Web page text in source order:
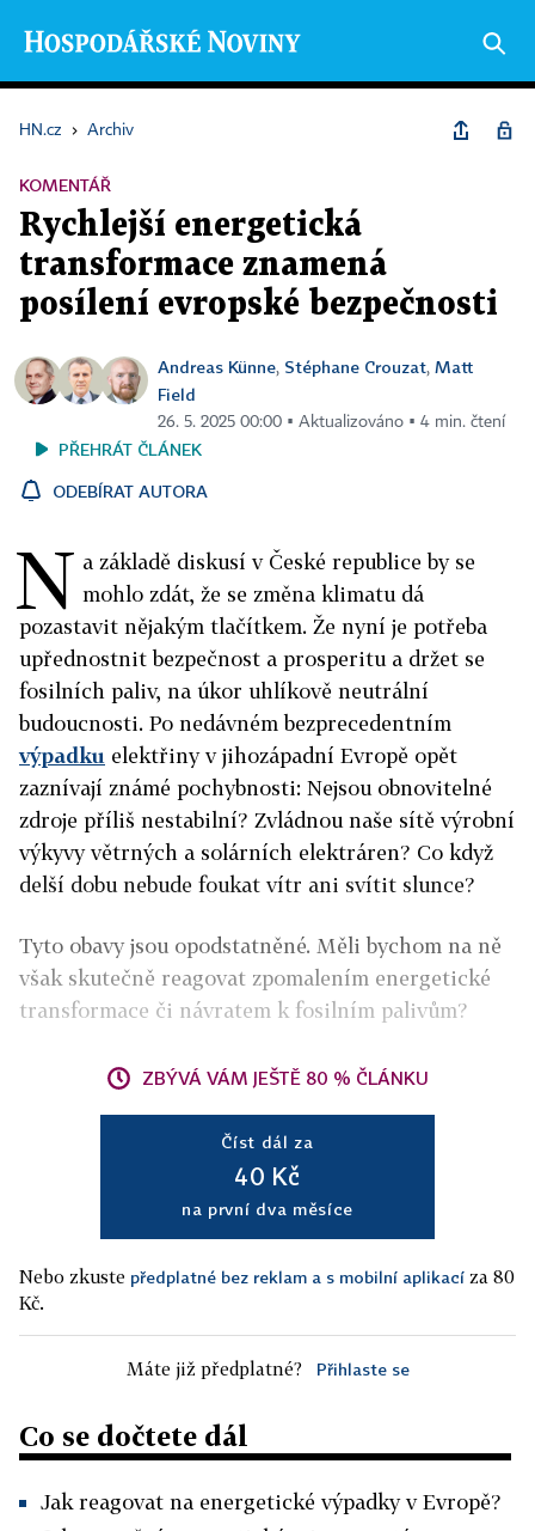
HN.cz › Archiv
KOMENTÁŘ
Rychlejší energetická
transformace znamená
posílení evropské bezpečnosti
Andreas Künne, Stéphane Crouzat, Matt
Field
26. 5. 2025 00:00 ▪ Aktualizováno ▪ 4 min. čtení
PŘEHRÁT ČLÁNEK
ODEBÍRAT AUTORA
N a základě diskusí v České republice by se
mohlo zdát, že se změna klimatu dá
pozastavit nějakým tlačítkem. Že nyní je potřeba
upřednostnit bezpečnost a prosperitu a držet se
fosilních paliv, na úkor uhlíkově neutrální
budoucnosti. Po nedávném bezprecedentním
výpadku elektřiny v jihozápadní Evropě opět
zaznívají známé pochybnosti: Nejsou obnovitelné
zdroje příliš nestabilní? Zvládnou naše sítě výrobní
výkyvy větrných a solárních elektráren? Co když
delší dobu nebude foukat vítr ani svítit slunce?
Tyto obavy jsou opodstatněné. Měli bychom na ně
však skutečně reagovat zpomalením energetické
transformace či návratem k fosilním palivům?
ZBÝVÁ VÁM JEŠTĚ 80 % ČLÁNKU
Číst dál za
40 Kč
na první dva měsíce
Nebo zkuste předplatné bez reklam a s mobilní aplikací za 80
Kč.
Máte již předplatné? Přihlaste se
Co se dočtete dál
Jak reagovat na energetické výpadky v Evropě?